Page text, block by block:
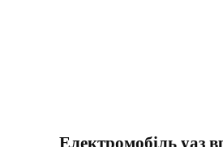
Електромобіль уаз